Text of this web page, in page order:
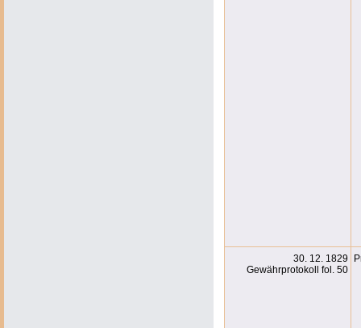
30. 12. 1829
Gewährprotokoll fol. 50